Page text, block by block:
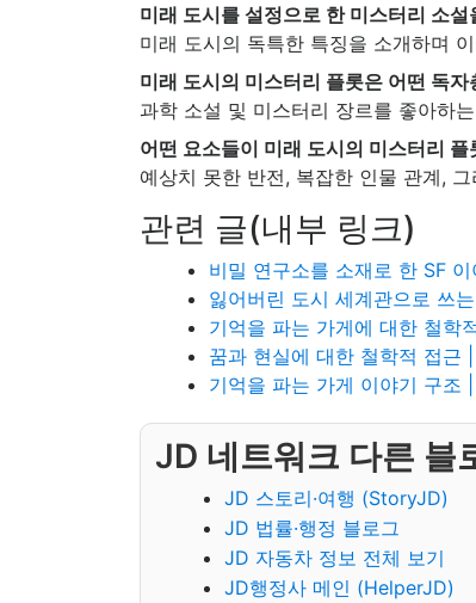
미래 도시를 설정으로 한 미스터리 소
미래 도시의 독특한 특징을 소개하며
미래 도시의 미스터리 플롯은 어떤 독
과학 소설 및 미스터리 장르를 좋아하
어떤 요소들이 미래 도시의 미스터리
예상치 못한 반전, 복잡한 인물 관계,
관련 글(내부 링크)
비밀 연구소를 소재로 한 SF 이
잃어버린 도시 세계관으로 쓰
기억을 파는 가게에 대한 철학
꿈과 현실에 대한 철학적 접근
기억을 파는 가게 이야기 구조
JD 네트워크 다른 블
JD 스토리·여행 (StoryJD)
JD 법률·행정 블로그
JD 자동차 정보 전체 보기
JD행정사 메인 (HelperJD)